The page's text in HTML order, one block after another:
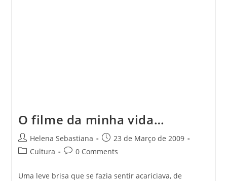
O filme da minha vida…
Post
author:
Helena Sebastiana
Post
published:
23 de Março de 2009
PostCultura
Post0 Comments
Uma leve brisa que se fazia sentir acariciava, de